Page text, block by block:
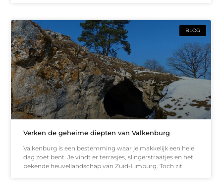
BLOG
Verken de geheime diepten van Valkenburg
Valkenburg is een bestemming waar je makkelijk een hele
dag zoet bent. Je vindt er terrasjes, slingerstraatjes en het
bekende heuvellandschap van Zuid-Limburg. Toch zit